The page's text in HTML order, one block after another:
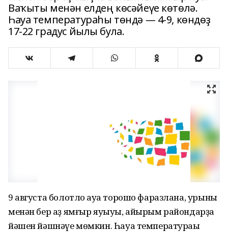
Ваҡыты менән елдең көсәйеүе көтөлә.
Һауа температураһы төндә — 4-9, көндөҙ
17-22 градус йылы була.
9 августа болотло һауа торошо фаразлана, урыны
менән бер аҙ ямғыр яуыуы, айырым райондарҙа
йәшен йәшнәүе мөмкин. Һауа температураһы